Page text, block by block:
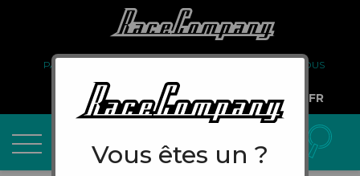
PARTENARIAT
À PROPOS DE NOUS
COMPTE PRO
FR
Vous êtes un ?